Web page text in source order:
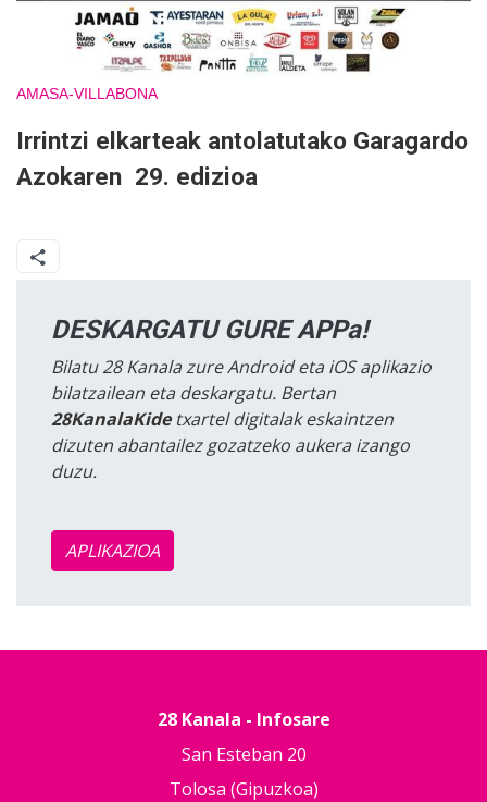
AMASA-VILLABONA
Irrintzi elkarteak antolatutako Garagardo
Azokaren 29. edizioa
DESKARGATU GURE APPa!
Bilatu 28 Kanala zure Android eta iOS aplikazio
bilatzailean eta deskargatu. Bertan
28KanalaKidetxartel digitalak eskaintzen
dizuten abantailez gozatzeko aukera izango
duzu.
APLIKAZIOA
28 Kanala - Infosare
San Esteban 20
Tolosa (Gipuzkoa)